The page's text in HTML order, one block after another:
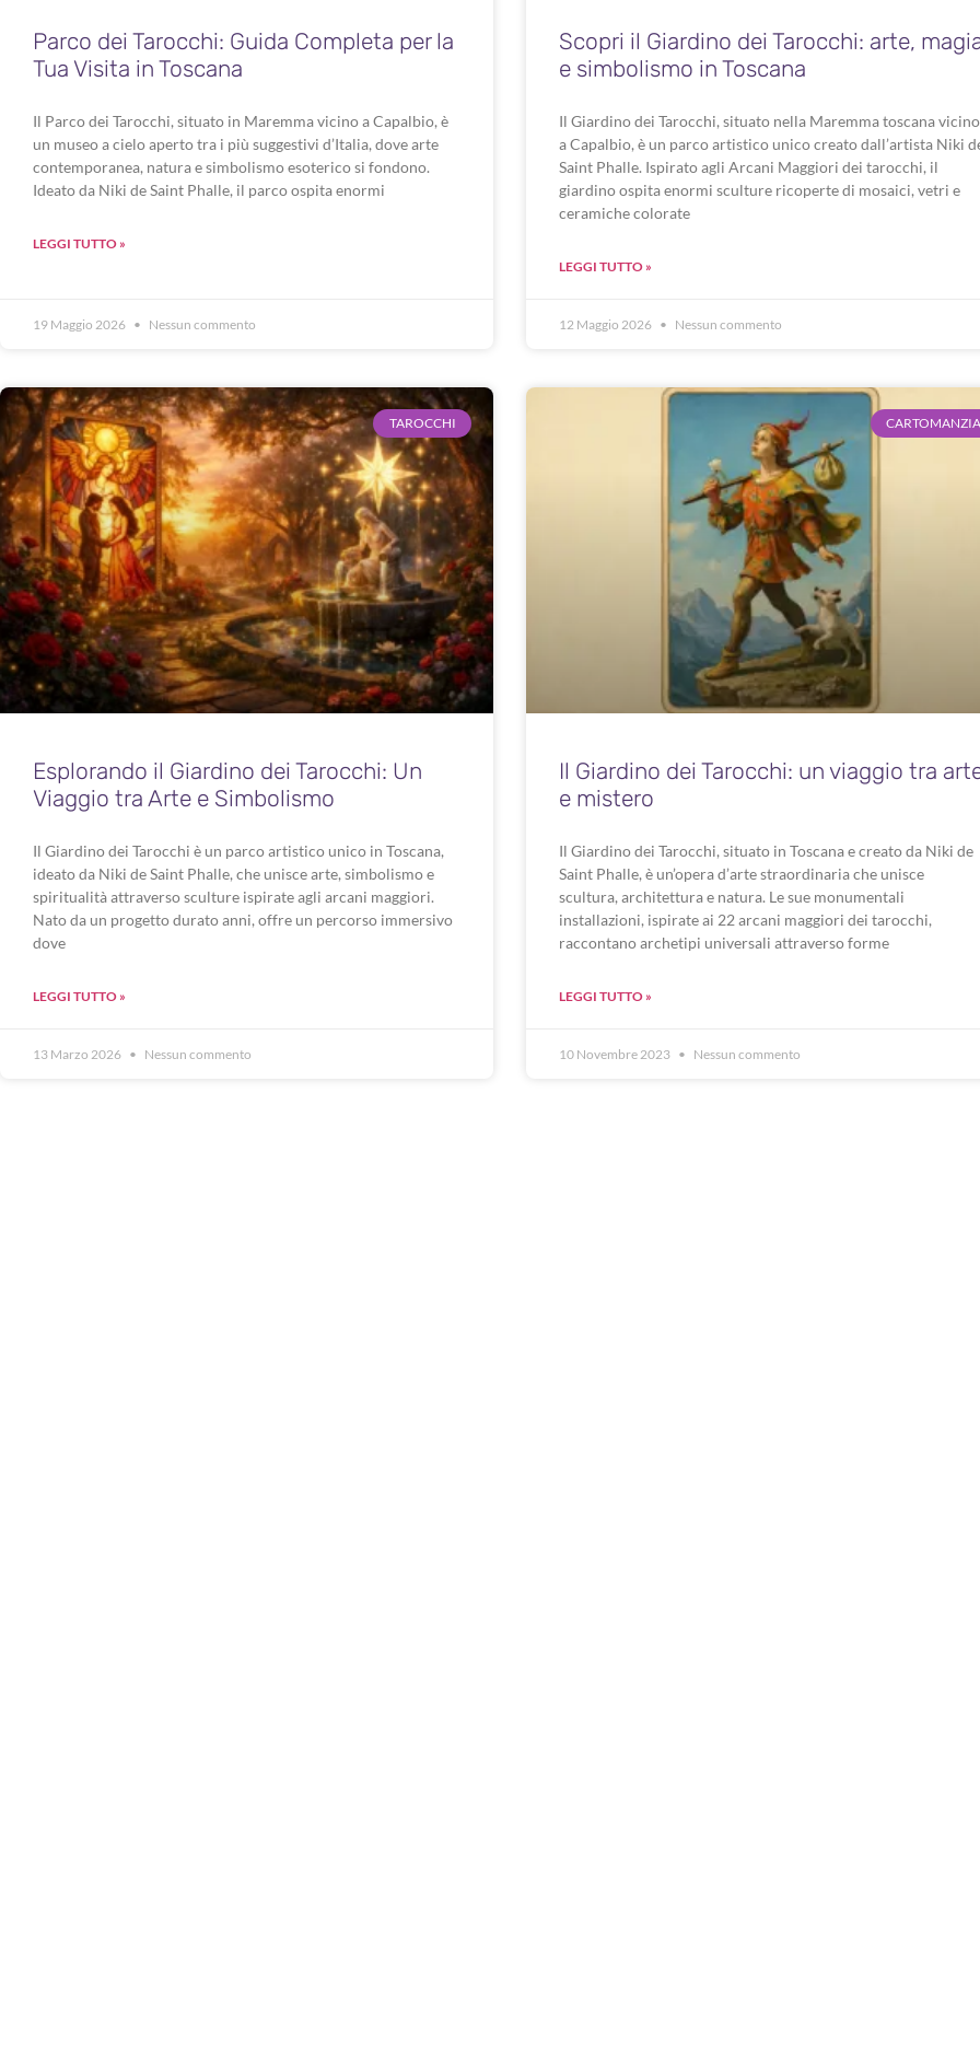
Parco dei Tarocchi: Guida Completa per la
Tua Visita in Toscana
Il Parco dei Tarocchi, situato in Maremma vicino a Capalbio, è
un museo a cielo aperto tra i più suggestivi d’Italia, dove arte
contemporanea, natura e simbolismo esoterico si fondono.
Ideato da Niki de Saint Phalle, il parco ospita enormi
LEGGI TUTTO »
19 Maggio 2026 Nessun commento
Scopri il Giardino dei Tarocchi: arte,
e simbolismo in Toscana
Il Giardino dei Tarocchi, situato nella Maremma toscana vicino
a Capalbio, è un parco artistico unico creato dall’artista Niki
Saint Phalle. Ispirato agli Arcani Maggiori dei tarocchi, il
giardino ospita enormi sculture ricoperte di mosaici, vetri e
ceramiche colorate
LEGGI TUTTO »
12 Maggio 2026 Nessun commento
TAROCCHI
Esplorando il Giardino dei Tarocchi: Un
Viaggio tra Arte e Simbolismo
Il Giardino dei Tarocchi è un parco artistico unico in Toscana,
ideato da Niki de Saint Phalle, che unisce arte, simbolismo e
spiritualità attraverso sculture ispirate agli arcani maggiori.
Nato da un progetto durato anni, offre un percorso immersivo
dove
LEGGI TUTTO »
13 Marzo 2026 Nessun commento
Il Giardino dei Tarocchi: un viaggio tra
e mistero
Il Giardino dei Tarocchi, situato in Toscana e creato da Niki de
Saint Phalle, è un’opera d’arte straordinaria che unisce
scultura, architettura e natura. Le sue monumentali
installazioni, ispirate ai 22 arcani maggiori dei tarocchi,
raccontano archetipi universali attraverso forme
LEGGI TUTTO »
10 Novembre 2023 Nessun commento